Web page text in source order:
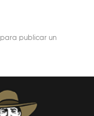
para publicar un